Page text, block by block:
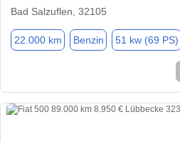
Bad Salzuflen, 32105
22.000 km Benzin 51 kw (69 PS)